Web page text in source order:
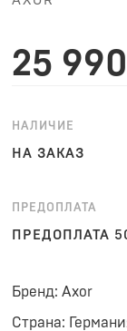
25
НАЛИЧИЕ
НА ЗАКАЗ
ПРЕДОПЛАТА
ПРЕДОПЛАТА
Бренд: Axor
Страна: